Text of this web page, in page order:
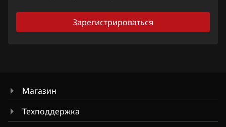
Extreme moto
FAW
Siemens SIM4LKE
S 430 (W220)
S 500 (W220)
Зарегистрироваться
Магазин
Техподдержка